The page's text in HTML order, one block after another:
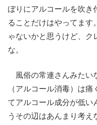
ぼりにアルコールを吹き
ることだけはやってます
ゃないかと思うけど、ク
な。
風俗の常連さんみたい
（アルコール消毒）は
てアルコール成分が低い
うその辺はあんまり考え